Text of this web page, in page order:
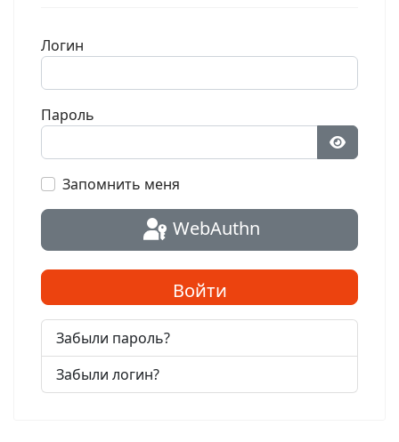
Логин
Пароль
Запомнить меня
WebAuthn
Войти
Забыли пароль?
Забыли логин?